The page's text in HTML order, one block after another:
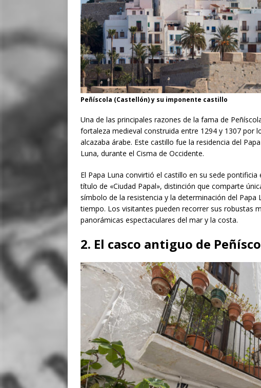
Peñíscola (Castellón) y su imponente castillo
Una de las principales razones de la fama de
fortaleza medieval construida entre 1294 y 1307 por
alcazaba árabe. Este castillo fue la residencia del
Luna, durante el Cisma de Occidente.
El Papa Luna convirtió el castillo en su sede
título de «Ciudad Papal», distinción que comparte
símbolo de la resistencia y la determinación del
tiempo. Los visitantes pueden recorrer sus robustas
panorámicas espectaculares del mar y la costa.
2. El casco antiguo de